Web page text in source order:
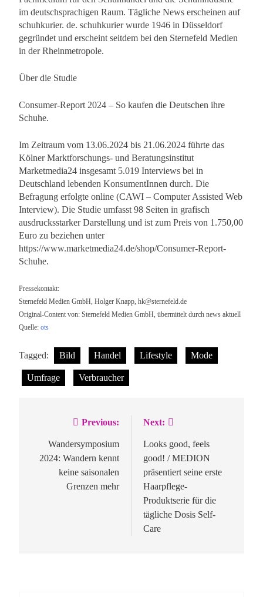
im deutschsprachigen Raum. Tägliche News erscheinen auf
schuhkurier. de. schuhkurier wurde 1946 in Düsseldorf
gegründet und erscheint seitdem bei den Sternefeld Medien
in der Rheinmetropole.
Über die Studie
Consumer-Report 2024 – So kaufen die Deutschen ihre
Schuhe.
Im Zeitraum vom 13.06.2024 bis 21.06.2024 führte das
Kölner Marktforschungs- und Beratungsinstitut
Marketmedia24 insgesamt 5.019 Interviews bei in
Deutschland lebenden KonsumentInnen durch. Die
Befragung erfolgte online (CAWI – Computer Assisted Web
Interview). Die Studie umfasst 98 Seiten in grafisch
ausdrucksstarker Darstellung und ist zum Preis von 1.750,00
Euro zu beziehen unter
https://www.marketmedia24.de/shop/Consumer-Report-
Schuhe.
Pressekontakt:
Sternefeld Medien GmbH, Holger Knapp, hk@sternefeld.de
Original-Content von: Sternefeld Medien GmbH, übermittelt durch news aktuell
Quelle: ots
Tagged: Bild Handel Lifestyle Mode
Umfrage Verbraucher
Beitragsnavigation
Previous:
Wandersymposium
2024: Wandern kennt
keine saisonalen
Grenzen mehr
Next:
Looks good, feels
good! / MEDION
präsentiert seine erste
Haarpflege-
Produktserie für die
tägliche Dosis Self-
Care